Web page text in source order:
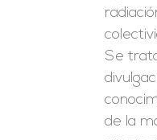
Se
de la